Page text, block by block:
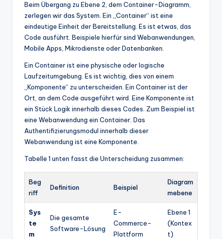
Beim Übergang zu Ebene 2, dem Container-Diagramm,
zerlegen wir das System. Ein „Container“ ist eine
eindeutige Einheit der Bereitstellung. Es ist etwas, das
Code ausführt. Beispiele hierfür sind Webanwendungen,
Mobile Apps, Mikrodienste oder Datenbanken.
Ein Container ist eine physische oder logische
Laufzeitumgebung. Es ist wichtig, dies von einem
„Komponente“ zu unterscheiden. Ein Container ist der
Ort, an dem Code ausgeführt wird. Eine Komponente ist
ein Stück Logik innerhalb dieses Codes. Zum Beispiel ist
eine Webanwendung ein Container. Das
Authentifizierungsmodul innerhalb dieser
Webanwendung ist eine Komponente.
Tabelle 1 unten fasst die Unterscheidung zusammen:
Beg
riff
Definition Beispiel
Diagram
mebene
Sys
te
m
Die gesamte
Software-Lösung
E-
Commerce-
Plattform
Ebene 1
(Kontex
t)